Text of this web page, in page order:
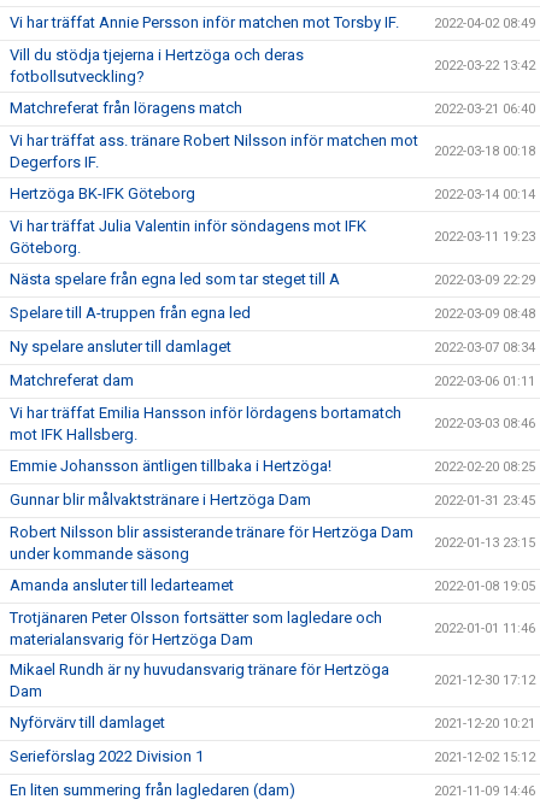
Vi har träffat Annie Persson inför matchen mot Torsby IF. 2022-04-02 08:49
Vill du stödja tjejerna i Hertzöga och deras
fotbollsutveckling?
2022-03-22 13:42
Matchreferat från löragens match 2022-03-21 06:40
Vi har träffat ass. tränare Robert Nilsson inför matchen mot
Degerfors IF.
2022-03-18 00:18
Hertzöga BK-IFK Göteborg 2022-03-14 00:14
Vi har träffat Julia Valentin inför söndagens mot IFK
Göteborg.
2022-03-11 19:23
Nästa spelare från egna led som tar steget till A 2022-03-09 22:29
Spelare till A-truppen från egna led 2022-03-09 08:48
Ny spelare ansluter till damlaget 2022-03-07 08:34
Matchreferat dam 2022-03-06 01:11
Vi har träffat Emilia Hansson inför lördagens bortamatch
mot IFK Hallsberg.
2022-03-03 08:46
Emmie Johansson äntligen tillbaka i Hertzöga! 2022-02-20 08:25
Gunnar blir målvaktstränare i Hertzöga Dam 2022-01-31 23:45
Robert Nilsson blir assisterande tränare för Hertzöga Dam
under kommande säsong
2022-01-13 23:15
Amanda ansluter till ledarteamet 2022-01-08 19:05
Trotjänaren Peter Olsson fortsätter som lagledare och
materialansvarig för Hertzöga Dam
2022-01-01 11:46
Mikael Rundh är ny huvudansvarig tränare för Hertzöga
Dam
2021-12-30 17:12
Nyförvärv till damlaget 2021-12-20 10:21
Serieförslag 2022 Division 1 2021-12-02 15:12
En liten summering från lagledaren (dam) 2021-11-09 14:46